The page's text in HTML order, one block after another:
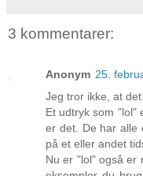
3 kommentarer:
Anonym 25.
Jeg tror ikke, at det
Et udtryk som "lol"
er det. De har alle
på et eller andet
Nu er "lol" også er